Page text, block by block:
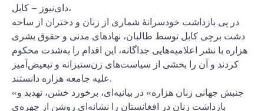
دای‌نیوز – کابل،
در پی بازداشت خودسرانهٔ شماری از زنان و دختران از ساحه
دشت برچی کابل توسط طالبان، نهادهای مدنی و حقوق بشری
هزاره با نشر اعلامیه‌هایی جداگانه، این اقدام را به‌شدت محکوم
کردند و آن را بخشی از سیاست‌های زن‌ستیزانه و تبعیض‌آمیز
علیه جامعه هزاره دانستند.
«جنبش جهانی زنان هزاره» در بیانیه‌ای، برخورد خشن، تهدید و
بازداشت زنان در افغانستان را نشانه‌ای روشن از چهره‌ی